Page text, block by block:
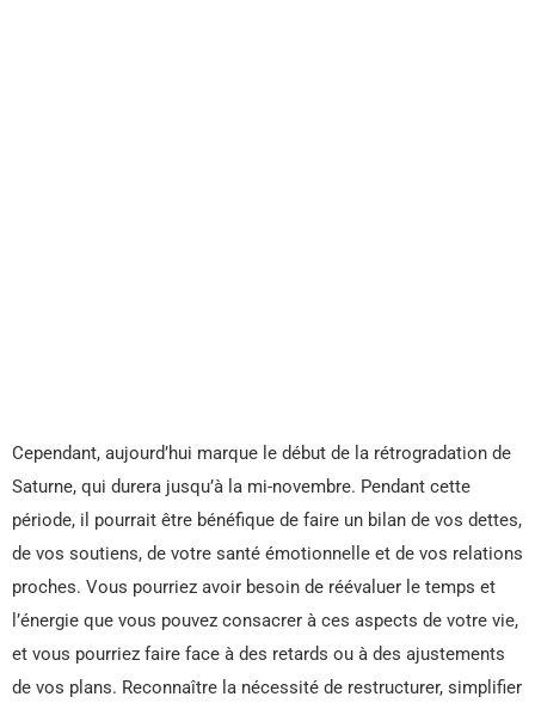
Cependant, aujourd’hui marque le début de la rétrogradation de
Saturne, qui durera jusqu’à la mi-novembre. Pendant cette
période, il pourrait être bénéfique de faire un bilan de vos dettes,
de vos soutiens, de votre santé émotionnelle et de vos relations
proches. Vous pourriez avoir besoin de réévaluer le temps et
l’énergie que vous pouvez consacrer à ces aspects de votre vie,
et vous pourriez faire face à des retards ou à des ajustements
de vos plans. Reconnaître la nécessité de restructurer, simplifier